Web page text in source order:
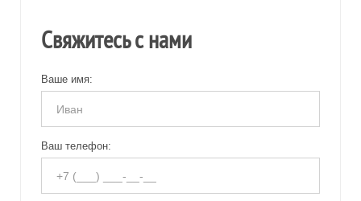
Свяжитесь с нами
Ваше имя:
Ваш телефон: